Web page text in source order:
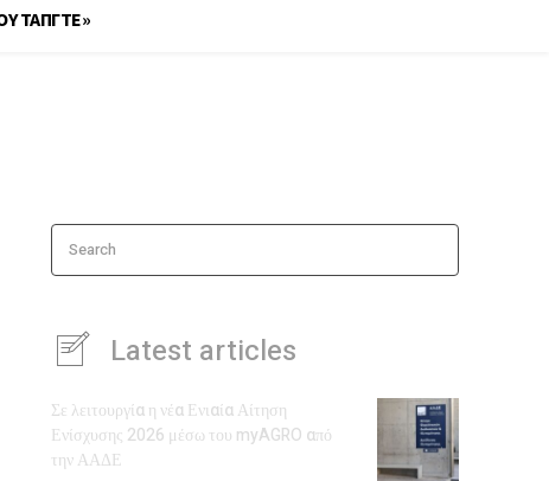
ΤΑΠΓΤΕ»
Search
Latest articles
Σε λειτουργία η νέα Ενιαία Αίτηση
Ενίσχυσης 2026 μέσω του myAGRO από
την ΑΑΔΕ